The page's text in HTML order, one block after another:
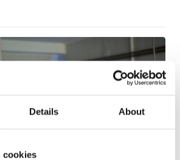
Details About
cookies